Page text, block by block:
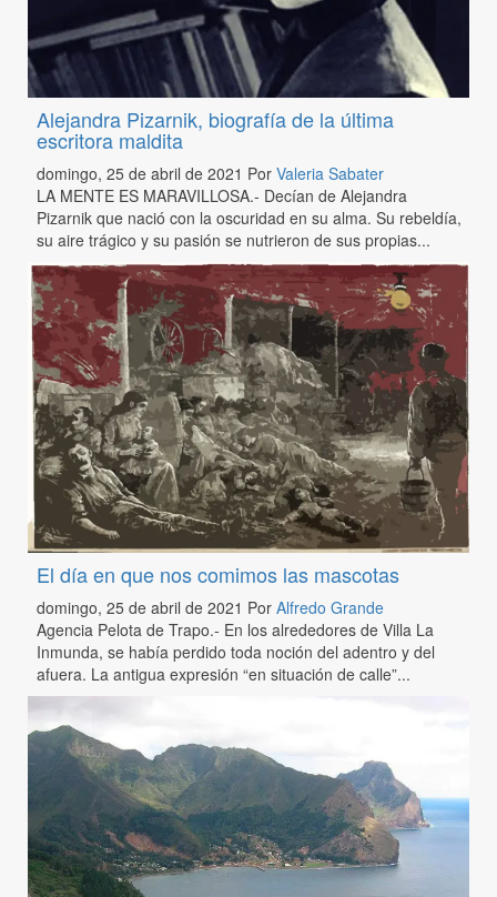
Alejandra Pizarnik, biografía de la última
escritora maldita
domingo, 25 de abril de 2021 Por Valeria Sabater
LA MENTE ES MARAVILLOSA.- Decían de Alejandra
Pizarnik que nació con la oscuridad en su alma. Su rebeldía,
su aire trágico y su pasión se nutrieron de sus propias...
El día en que nos comimos las mascotas
domingo, 25 de abril de 2021 Por Alfredo Grande
Agencia Pelota de Trapo.- En los alrededores de Villa La
Inmunda, se había perdido toda noción del adentro y del
afuera. La antigua expresión “en situación de calle”...